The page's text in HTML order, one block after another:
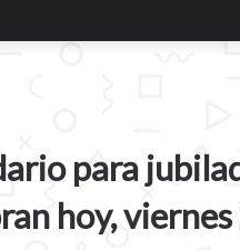
para
hoy,